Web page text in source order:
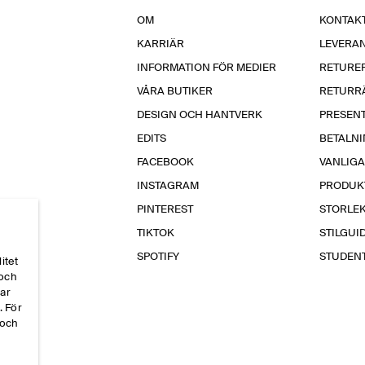
OM
KARRIÄR
INFORMATION FÖR MEDIER
VÅRA BUTIKER
DESIGN OCH HANTVERK
EDITS
FACEBOOK
INSTAGRAM
PINTEREST
TIKTOK
SPOTIFY
För